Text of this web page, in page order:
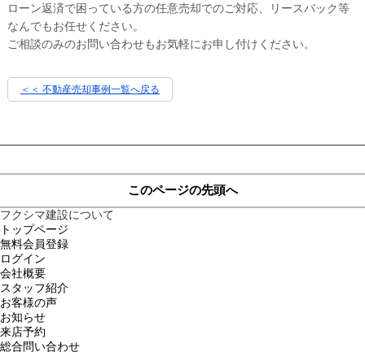
ローン返済で困っている方の任意売却でのご対応、リースバック等
なんでもお任せください。
ご相談のみのお問い合わせもお気軽にお申し付けください。
＜＜ 不動産売却事例一覧へ戻る
このページの先頭へ
フクシマ建設について
トップページ
無料会員登録
ログイン
会社概要
スタッフ紹介
お客様の声
お知らせ
来店予約
総合問い合わせ